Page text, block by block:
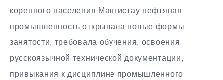
коренного населения Мангистау нефтяная
промышленность открывала новые формы
занятости, требовала обучения, освоения
русскоязычной технической документации,
привыкания к дисциплине промышленного